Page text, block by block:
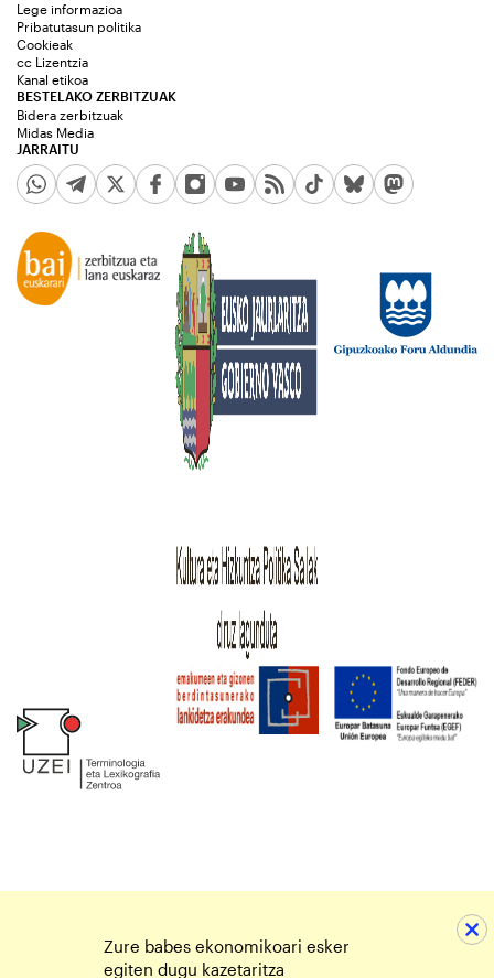
JARRAITU
Lege informazioa
Pribatutasun politika
Cookieak
cc Lizentzia
Kanal etikoa
BESTELAKO ZERBITZUAK
Bidera zerbitzuak
Midas Media
Zure babes ekonomikoari esker
egiten dugu kazetaritza